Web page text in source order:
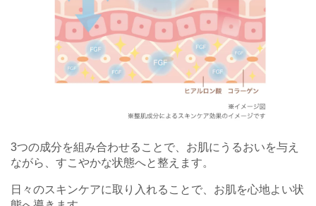
3つの成分を組み合わせることで、お肌にうるおいを与え
ながら、すこやかな状態へと整えます。
日々のスキンケアに取り入れることで、お肌を心地よい状